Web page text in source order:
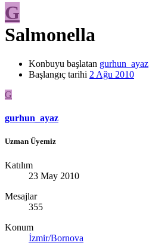
G
Salmonella
Konbuyu başlatan gurhun_ayaz
Başlangıç tarihi 2 Ağu 2010
G
gurhun_ayaz
Uzman Üyemiz
Katılım
23 May 2010
Mesajlar
355
Konum
İzmir/Bornova